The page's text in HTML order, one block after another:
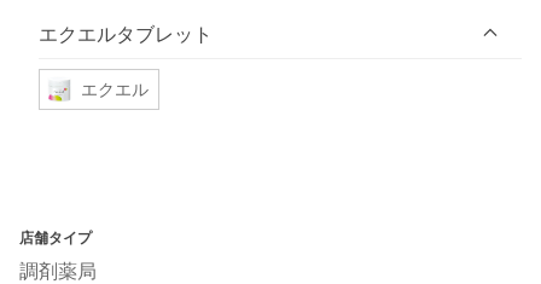
エクエルタブレット
エクエル
店舗タイプ
調剤薬局